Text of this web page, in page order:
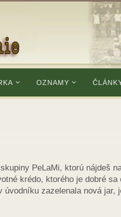
OZNAMY
PeLaMi, ktorú nájdeš
krédo, ktorého je dobré
úvodníku zazelenala nová jar,